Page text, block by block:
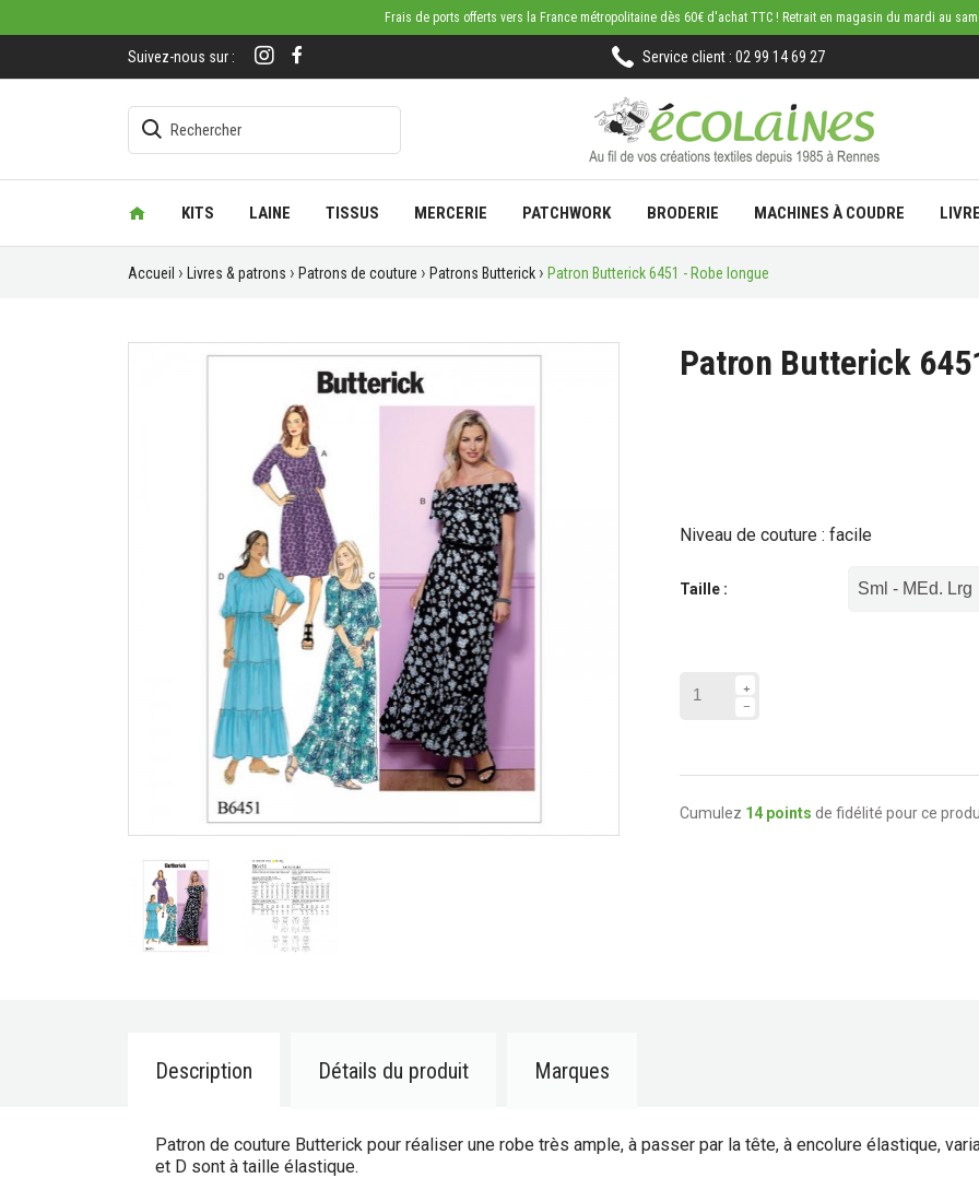
Frais de ports offerts vers la France métropolitaine dès 60€ d'achat TTC ! Retrait en magasin du mardi au
Suivez-nous sur : Service client : 02 99 14 69 27
KITS LAINE TISSUS MERCERIE PATCHWORK BRODERIE MACHINES À COUDRE
Accueil Livres & patrons Patrons de couture Patrons Butterick Patron Butterick 6451 - Robe longue
Patron Butterick
Niveau de couture : facile
Taille :
Cumulez 14 points de fidélité pour ce
Description Détails du produit Marques
Patron de couture Butterick pour réaliser une robe très ample, à passer par la tête, à encolure élastique,
et D sont à taille élastique.